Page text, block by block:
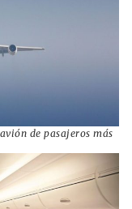
de pasajeros más